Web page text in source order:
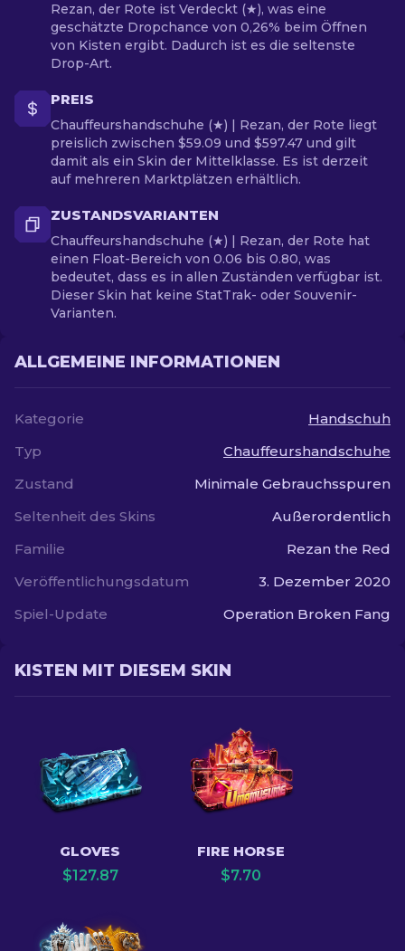
Rezan, der Rote ist Verdeckt (★), was eine
geschätzte Dropchance von 0,26% beim Öffnen
von Kisten ergibt. Dadurch ist es die seltenste
Drop-Art.
PREIS
Chauffeurshandschuhe (★) | Rezan, der Rote liegt
preislich zwischen $59.09 und $597.47 und gilt
damit als ein Skin der Mittelklasse. Es ist derzeit
auf mehreren Marktplätzen erhältlich.
ZUSTANDSVARIANTEN
Chauffeurshandschuhe (★) | Rezan, der Rote hat
einen Float-Bereich von 0.06 bis 0.80, was
bedeutet, dass es in allen Zuständen verfügbar ist.
Dieser Skin hat keine StatTrak- oder Souvenir-
Varianten.
ALLGEMEINE INFORMATIONEN
Kategorie
Handschuh
Typ
Chauffeurshandschuhe
Zustand
Minimale Gebrauchsspuren
Seltenheit des Skins
Außerordentlich
Familie
Rezan the Red
Veröffentlichungsdatum
3. Dezember 2020
Spiel-Update
Operation Broken Fang
KISTEN MIT DIESEM SKIN
GLOVES
$127.87
FIRE HORSE
$7.70